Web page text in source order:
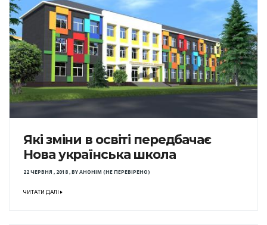
Які зміни в освіті передбачає
Нова українська школа
22 ЧЕРВНЯ , 2018,BYАНОНІМ (НЕ ПЕРЕВІРЕНО)
ЧИТАТИ ДАЛІ